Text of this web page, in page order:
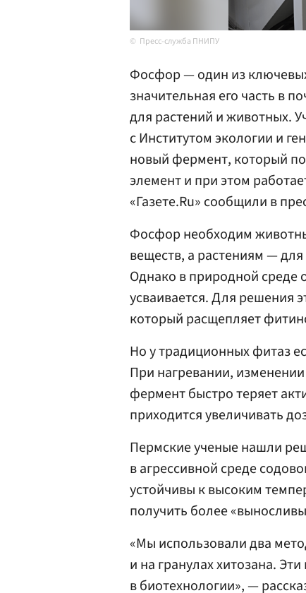
Пресс-служба ПНИПУ
Фосфор — один из
значительная его часть в
для растений и животных.
с Институтом экологии и
новый фермент, который
элемент и при этом
«Газете.Ru» сообщили в
Фосфор необходим
веществ, а растениям —
Однако в природной среде
усваивается. Для решения
который расщепляет
Но у традиционных фитаз
При нагревании,
фермент быстро теряет
приходится увеличивать
Пермские ученые нашли
в агрессивной среде
устойчивы к высоким
получить более
«Мы использовали два
и на гранулах хитозана.
в биотехнологии», —